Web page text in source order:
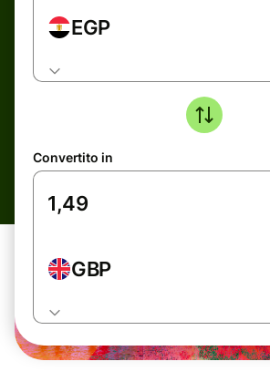
EGP
Convertito in
GBP